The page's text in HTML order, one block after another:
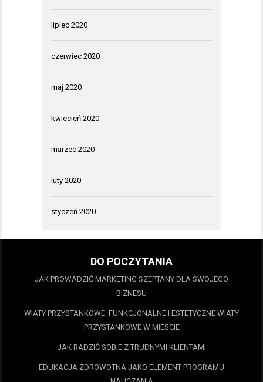
lipiec 2020
czerwiec 2020
maj 2020
kwiecień 2020
marzec 2020
luty 2020
styczeń 2020
DO POCZYTANIA
JAK PROWADZIĆ MARKETING SZEPTANY DLA SWOJEGO
BIZNESU
WIATY PRZYSTANKOWE: FUNKCJONALNE I ESTETYCZNE WIATY
PRZYSTANKOWE W MIEŚCIE
JAK RADZIĆ SOBIE Z TRUDNYMI KLIENTAMI
EDUKACJA ZDROWOTNA JAKO ELEMENT PROGRAMU